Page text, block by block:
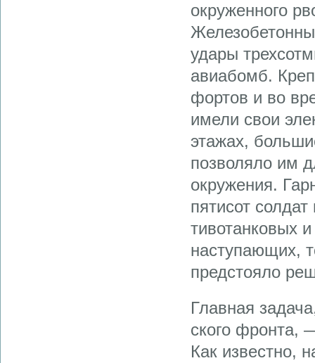
окруженного
удары
авиабомб.
фортов и во
имели свои
этажах,
позволяло им
окружения.
пятисот
тивотанковых
на­ступающих,
предстоя­ло
Главная
ского фронта,
Как известно,